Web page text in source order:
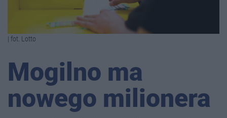
| fot. Lotto
Mogilno ma
nowego milionera